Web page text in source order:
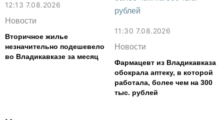
12:13 7.08.2026
Новости
Вторичное жилье
незначительно подешевело
во Владикавказе за месяц
11:30 7.08.2026
Новости
Фармацевт из Владикавказа
обокрала аптеку, в которой
работала, более чем на 300
тыс. рублей